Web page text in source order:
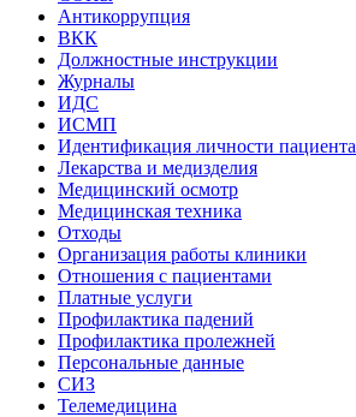
Антикоррупция
ВКК
Должностные инструкции
Журналы
ИДС
ИСМП
Идентификация личности пациента
Лекарства и медизделия
Медицинский осмотр
Медицинская техника
Отходы
Организация работы клиники
Отношения с пациентами
Платные услуги
Профилактика падений
Профилактика пролежней
Персональные данные
СИЗ
Телемедицина